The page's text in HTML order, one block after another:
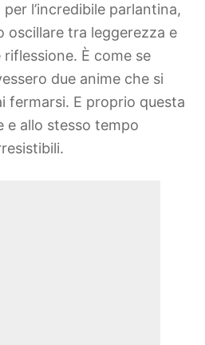
l’incredibile parlantina,
oscillare tra leggerezza e
È come se
due anime che si
fermarsi. E proprio questa
e allo stesso tempo